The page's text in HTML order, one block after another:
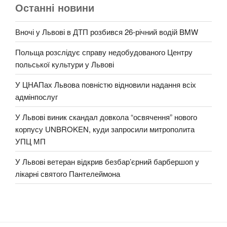
Останні новини
Вночі у Львові в ДТП розбився 26-річний водій BMW
Польща розслідує справу недобудованого Центру
польської культури у Львові
У ЦНАПах Львова повністю відновили надання всіх
адмінпослуг
У Львові виник скандал довкола “освячення” нового
корпусу UNBROKEN, куди запросили митрополита
УПЦ МП
У Львові ветеран відкрив безбар’єрний барбершоп у
лікарні святого Пантелеймона